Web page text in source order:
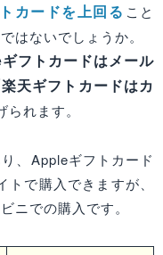
カードを上回る こと
はないでしょうか。
ギフトカードはメール
天ギフトカードはカ
れます。
、Appleギフトカード
で購入できますが、
ニでの購入です。